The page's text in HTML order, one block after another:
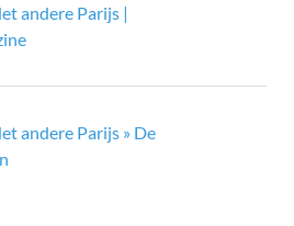
andere Parijs |
andere Parijs » De